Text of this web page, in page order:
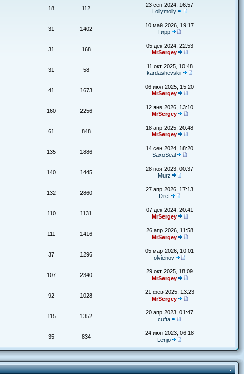
18 112
23 сен 2024, 16:57
Lollymolly
31 1402
10 май 2026, 19:17
Гирр
31 168
05 дек 2024, 22:53
MrSergey
31 58
11 окт 2025, 10:48
kardashevskii
41 1673
06 июл 2025, 15:20
MrSergey
160 2256
12 янв 2026, 13:10
MrSergey
61 848
18 апр 2025, 20:48
MrSergey
135 1886
14 сен 2024, 18:20
SaxoSeal
140 1445
28 ноя 2023, 00:37
Murz
132 2860
27 апр 2026, 17:13
Dref
110 1131
07 дек 2024, 20:41
MrSergey
111 1416
26 апр 2026, 11:58
MrSergey
37 1296
05 мар 2026, 10:01
olvienov
107 2340
29 окт 2025, 18:09
MrSergey
92 1028
21 фев 2025, 13:23
MrSergey
115 1352
20 апр 2023, 01:47
cufta
35 834
24 июн 2023, 06:18
Lenjo